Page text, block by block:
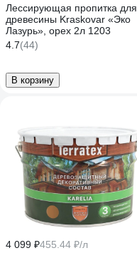
Лессирующая пропитка для
древесины Kraskovar «Эко
Лазурь», орех 2л 1203
4.7(44)
В корзину
4 099 ₽455.44 ₽/л